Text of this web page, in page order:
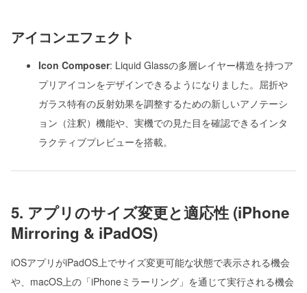
アイコンエフェクト
Icon Composer: Liquid Glassの多層レイヤー構造を持つア
プリアイコンをデザインできるようになりました。屈折や
ガラス特有の反射効果を調整するための新しいアノテーシ
ョン（注釈）機能や、実機での見た目を確認できるインタ
ラクティブプレビューを搭載。
5. アプリのサイズ変更と適応性 (iPhone
Mirroring & iPadOS)
iOSアプリがiPadOS上でサイズ変更可能な状態で表示される機会
や、macOS上の「iPhoneミラーリング」を通じて実行される機会